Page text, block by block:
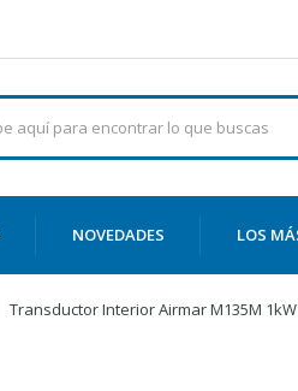
NOVEDADES LOS
Transductor Interior Airmar M135M